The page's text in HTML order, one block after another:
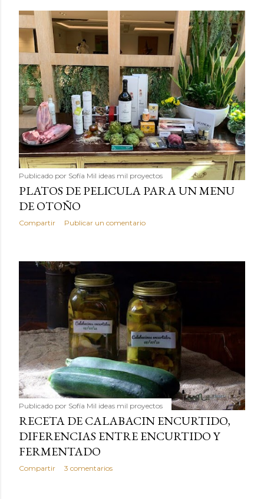
Publicado por Sofía Mil ideas mil proyectos
PLATOS DE PELICULA PARA UN MENU
DE OTOÑO
Compartir Publicar un comentario
Publicado por Sofía Mil ideas mil proyectos
RECETA DE CALABACIN ENCURTIDO,
DIFERENCIAS ENTRE ENCURTIDO Y
FERMENTADO
Compartir 3 comentarios